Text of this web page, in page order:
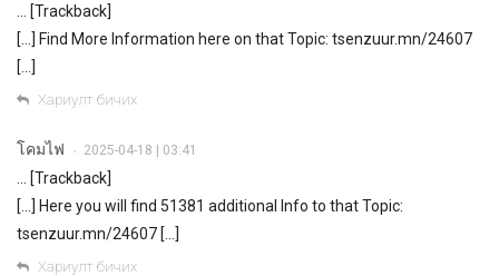
… [Trackback]
[…] Find More Information here on that Topic: tsenzuur.mn/24607
[…]
Хариулт бичих
โคมไฟ • 2025-04-18 | 03:41
… [Trackback]
[…] Here you will find 51381 additional Info to that Topic:
tsenzuur.mn/24607 […]
Хариулт бичих